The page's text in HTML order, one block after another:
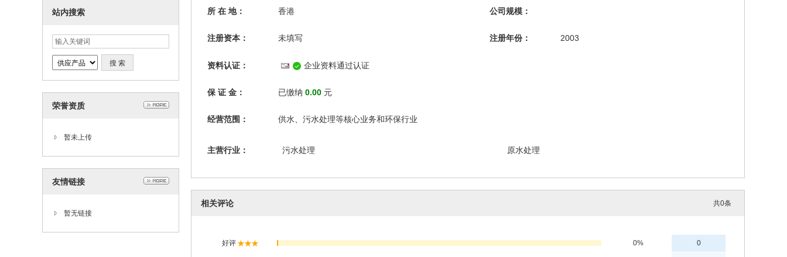
站内搜索
荣誉资质
暂未上传
友情链接
暂无链接
所 在 地： 香港 公司规模：
注册资本： 未填写 注册年份： 2003
资料认证： 企业资料通过认证
保 证 金： 已缴纳 0.00 元
经营范围： 供水、污水处理等核心业务和环保行业
主营行业： 污水处理 原水处理
共0条
相关评论